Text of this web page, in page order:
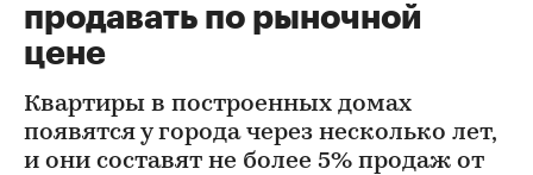
продавать по рыночной
цене
Квартиры в построенных домах
появятся у города через несколько лет,
и они составят не более 5% продаж от